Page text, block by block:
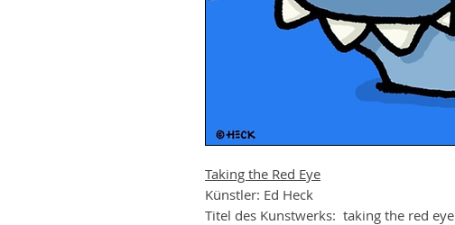
Taking the Red Eye
Künstler: Ed Heck
Titel des Kunstwerks: taking the red eye